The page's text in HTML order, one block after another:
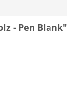
- Pen Blank"